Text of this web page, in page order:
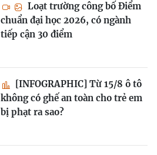
Loạt trường công bố Điểm
chuẩn đại học 2026, có ngành
tiếp cận 30 điểm
[INFOGRAPHIC] Từ 15/8 ô tô
không có ghế an toàn cho trẻ em
bị phạt ra sao?